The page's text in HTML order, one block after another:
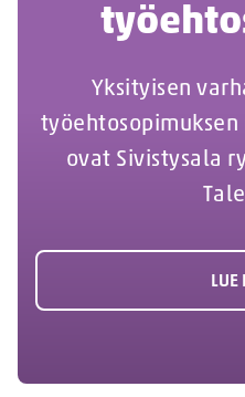
Yksityisen
ovat Sivistysala
LUE